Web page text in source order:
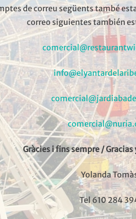
representa a
hacer llegar al
de correu següents també
correo siguientes también
Gràcies i fins sempre /
Yolanda
Tel 610 284